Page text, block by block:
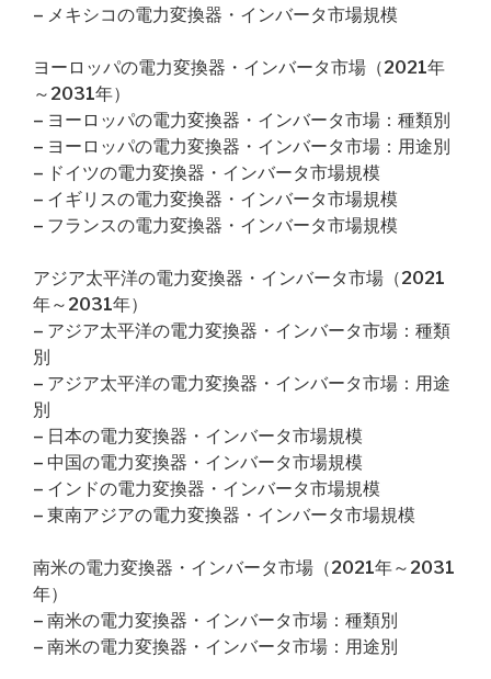
– メキシコの電力変換器・インバータ市場規模
ヨーロッパの電力変換器・インバータ市場（2021年
～2031年）
– ヨーロッパの電力変換器・インバータ市場：種類別
– ヨーロッパの電力変換器・インバータ市場：用途別
– ドイツの電力変換器・インバータ市場規模
– イギリスの電力変換器・インバータ市場規模
– フランスの電力変換器・インバータ市場規模
アジア太平洋の電力変換器・インバータ市場（2021
年～2031年）
– アジア太平洋の電力変換器・インバータ市場：種類
別
– アジア太平洋の電力変換器・インバータ市場：用途
別
– 日本の電力変換器・インバータ市場規模
– 中国の電力変換器・インバータ市場規模
– インドの電力変換器・インバータ市場規模
– 東南アジアの電力変換器・インバータ市場規模
南米の電力変換器・インバータ市場（2021年～2031
年）
– 南米の電力変換器・インバータ市場：種類別
– 南米の電力変換器・インバータ市場：用途別